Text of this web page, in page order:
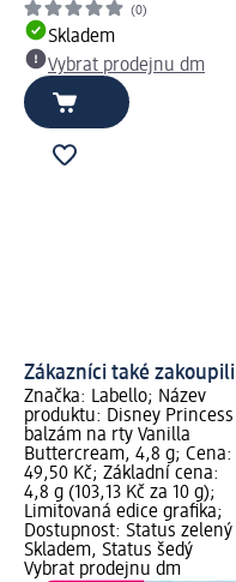
(0)
Skladem
Vybrat prodejnu dm
Zákazníci také zakoupili
Značka: Labello; Název
produktu: Disney Princess
balzám na rty Vanilla
Buttercream, 4,8 g; Cena:
49,50 Kč; Základní cena:
4,8 g (103,13 Kč za 10 g);
Limitovaná edice grafika;
Dostupnost: Status zelený
Skladem, Status šedý
Vybrat prodejnu dm